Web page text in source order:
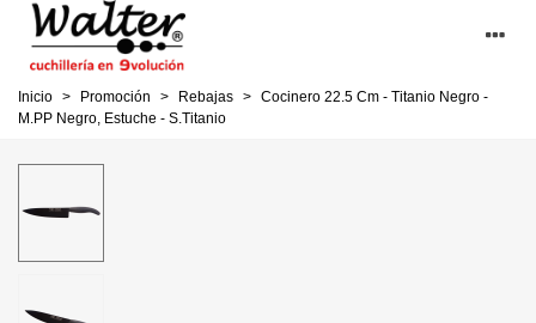
Inicio > Promoción > Rebajas > Cocinero 22.5 Cm - Titanio Negro -
M.PP Negro, Estuche - S.Titanio